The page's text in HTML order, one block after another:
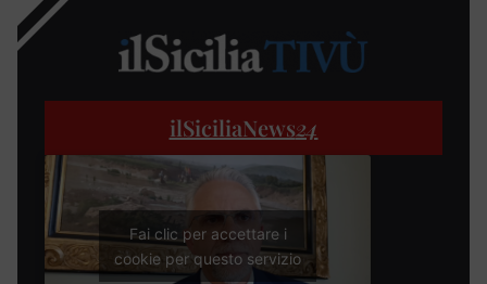
ilSiciliaNews24
Fai clic per accettare i
cookie per questo servizio